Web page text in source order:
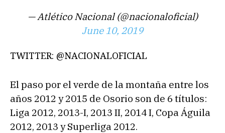
— Atlético Nacional (@nacionaloficial)
June 10, 2019
TWITTER: @NACIONALOFICIAL
El paso por el verde de la montaña entre los
años 2012 y 2015 de Osorio son de 6 títulos:
Liga 2012, 2013-I, 2013 II, 2014 I, Copa Águila
2012, 2013 y Superliga 2012.